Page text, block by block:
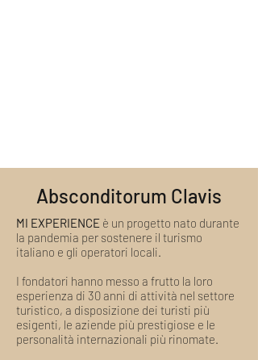
Absconditorum Clavis
MI EXPERIENCE è un progetto nato durante
la pandemia per sostenere il turismo
italiano e gli operatori locali.
I fondatori hanno messo a frutto la loro
esperienza di 30 anni di attività nel settore
turistico, a disposizione dei turisti più
esigenti, le aziende più prestigiose e le
personalità internazionali più rinomate.